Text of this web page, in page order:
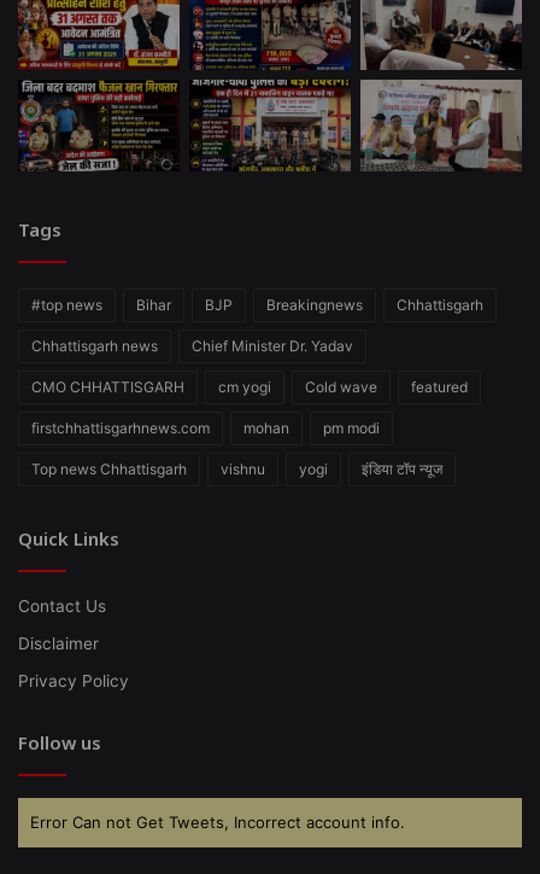
Tags
#top news Bihar BJP Breakingnews Chhattisgarh
Chhattisgarh news Chief Minister Dr. Yadav
CMO CHHATTISGARH cm yogi Cold wave featured
firstchhattisgarhnews.com mohan pm modi
Top news Chhattisgarh vishnu yogi इंडिया टॉप न्यूज
Quick Links
Contact Us
Disclaimer
Privacy Policy
Follow us
Error Can not Get Tweets, Incorrect account info.